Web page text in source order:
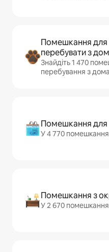
Помешкання для
перебувати з
Знайдіть 1 470
перебування з
Помешкання для
У 4 770
Помешкання з
У 2 670